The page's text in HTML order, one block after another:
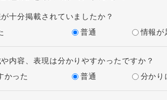
十分掲載されていましたか？
普通 情報が
内容、表現は分かりやすかったですか？
かった
普通 分かり